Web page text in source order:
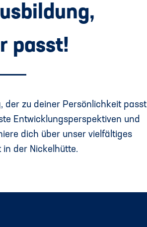
passt!
der zu deiner Persönlichkeit passt
Entwicklungsperspektiven und
dich über unser vielfältiges
der Nickelhütte.